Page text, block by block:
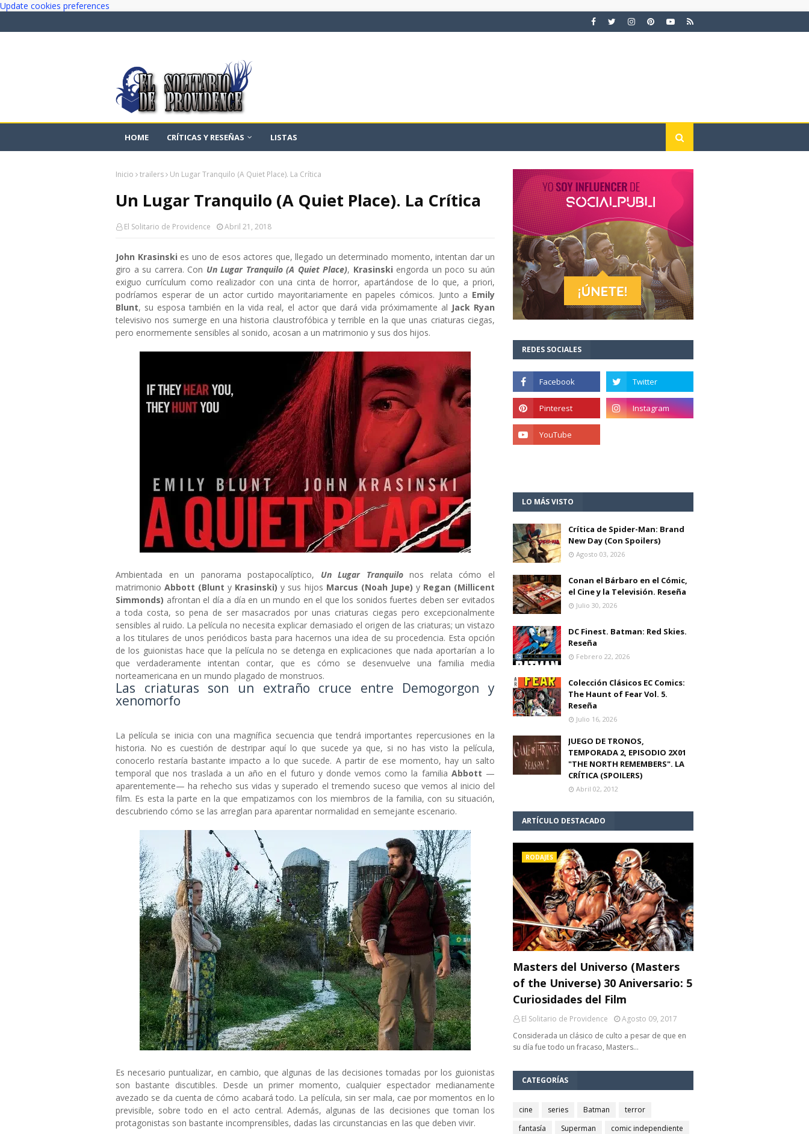
Update cookies preferences
HOME CRÍTICAS Y RESEÑAS LISTAS
Inicio trailers Un Lugar Tranquilo (A Quiet Place). La Crítica
Un Lugar Tranquilo (A Quiet Place). La Crítica
El Solitario de Providence Abril 21, 2018
John Krasinski es uno de esos actores que, llegado un determinado momento, intentan dar un
giro a su carrera. Con Un Lugar Tranquilo (A Quiet Place), Krasinski engorda un poco su aún
exiguo currículum como realizador con una cinta de horror, apartándose de lo que, a priori,
podríamos esperar de un actor curtido mayoritariamente en papeles cómicos. Junto a Emily
Blunt, su esposa también en la vida real, el actor que dará vida próximamente al Jack Ryan
televisivo nos sumerge en una historia claustrofóbica y terrible en la que unas criaturas ciegas,
pero enormemente sensibles al sonido, acosan a un matrimonio y sus dos hijos.
Ambientada en un panorama postapocalíptico, Un Lugar Tranquilonos relata cómo el
matrimonioAbbott (Blunty Krasinski) y sus hijos Marcus (Noah Jupe) y Regan (Millicent
Simmonds) afrontan el día a día en un mundo en el que los sonidos fuertes deben ser evitados
a toda costa, so pena de ser masacrados por unas criaturas ciegas pero excepcionalmente
sensibles al ruido. La película no necesita explicar demasiado el origen de las criaturas; un vistazo
a los titulares de unos periódicos basta para hacernos una idea de su procedencia. Esta opción
de los guionistas hace que la película no se detenga en explicaciones que nada aportarían a lo
que verdaderamente intentan contar, que es cómo se desenvuelve una familia media
norteamericana en un mundo plagado de monstruos.
Las criaturas son un extraño cruce entre Demogorgon y
xenomorfo
La película se inicia con una magnífica secuencia que tendrá importantes repercusiones en la
historia. No es cuestión de destripar aquí lo que sucede ya que, si no has visto la película,
conocerlo restaría bastante impacto a lo que sucede. A partir de ese momento, hay un salto
temporal que nos traslada a un año en el futuro y donde vemos como la familia Abbott —
aparentemente— ha rehecho sus vidas y superado el tremendo suceso que vemos al inicio del
film. Es esta la parte en la que empatizamos con los miembros de la familia, con su situación,
descubriendo cómo se las arreglan para aparentar normalidad en semejante escenario.
Es necesario puntualizar, en cambio, que algunas de las decisiones tomadas por los guionistas
son bastante discutibles. Desde un primer momento, cualquier espectador medianamente
avezado se da cuenta de cómo acabará todo. La película, sin ser mala, cae por momentos en lo
previsible, sobre todo en el acto central. Además, algunas de las decisiones que toman los
protagonistas son bastante incomprensibles, dadas las circunstancias en las que deben vivir.
REDES SOCIALES
LO MÁS VISTO
Crítica de Spider-Man: Brand
New Day (Con Spoilers)
Agosto 03, 2026
Conan el Bárbaro en el Cómic,
el Cine y la Televisión. Reseña
Julio 30, 2026
DC Finest. Batman: Red Skies.
Reseña
Febrero 22, 2026
Colección Clásicos EC Comics:
The Haunt of Fear Vol. 5.
Reseña
Julio 16, 2026
JUEGO DE TRONOS,
TEMPORADA 2, EPISODIO 2X01
"THE NORTH REMEMBERS". LA
CRÍTICA (SPOILERS)
Abril 02, 2012
ARTÍCULO DESTACADO
RODAJES
Masters del Universo (Masters
of the Universe) 30 Aniversario: 5
Curiosidades del Film
El Solitario de Providence
Agosto 09, 2017
Considerada un clásico de culto a pesar de que en
su día fue todo un fracaso, Masters…
CATEGORÍAS
cine series Batman
terror
fantasía
Superman
comic independiente